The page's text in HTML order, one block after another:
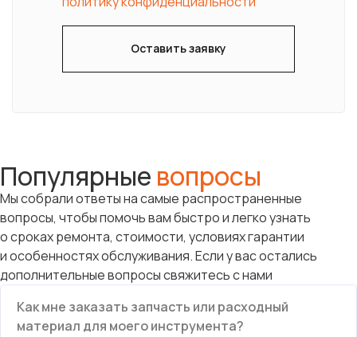
Оставить заявку
Популярные вопросы
Мы собрали ответы на самые распространенные
вопросы, чтобы помочь вам быстро и легко узнать
о сроках ремонта, стоимости, условиях гарантии
и особенностях обслуживания. Если у вас остались
дополнительные вопросы свяжитесь с нами
Как мне заказать запчасть или расходный
материал для моего инструмента?